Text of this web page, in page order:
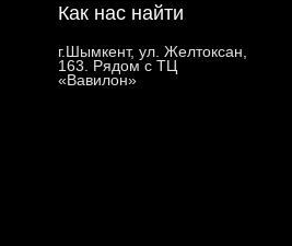
Как нас найти
г.Шымкент, ул. Желтоксан,
163. Рядом с ТЦ
«Вавилон»